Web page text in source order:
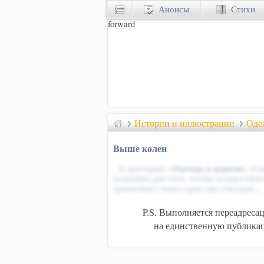
forward
Истории и иллюстрации
Выше колен
Одежда в церкви
P.S. Выполняется
на единственную
Анонсы Стихи